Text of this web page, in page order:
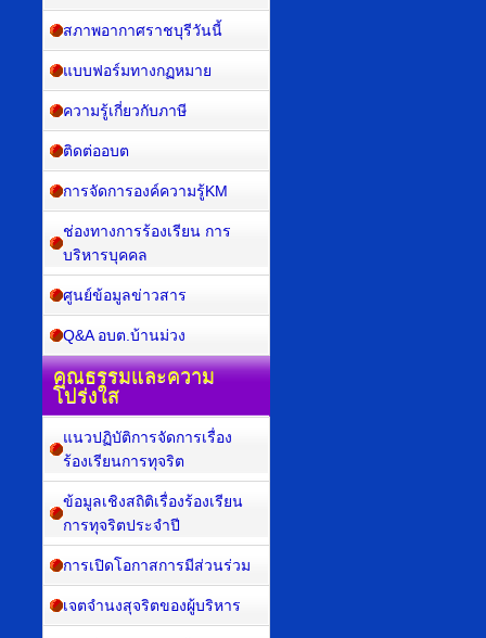
สภาพอากาศราชบุรีวันนี้
แบบฟอร์มทางกฏหมาย
ความรู้เกี่ยวกับภาษี
ติดต่ออบต
การจัดการองค์ความรู้KM
ช่องทางการร้องเรียน การ
บริหารบุคคล
ศูนย์ข้อมูลข่าวสาร
Q&A อบต.บ้านม่วง
คุณธรรมและความ
โปร่งใส
แนวปฏิบัติการจัดการเรื่อง
ร้องเรียนการทุจริต
ข้อมูลเชิงสถิติเรื่องร้องเรียน
การทุจริตประจำปี
การเปิดโอกาสการมีส่วนร่วม
เจตจำนงสุจริตของผู้บริหาร